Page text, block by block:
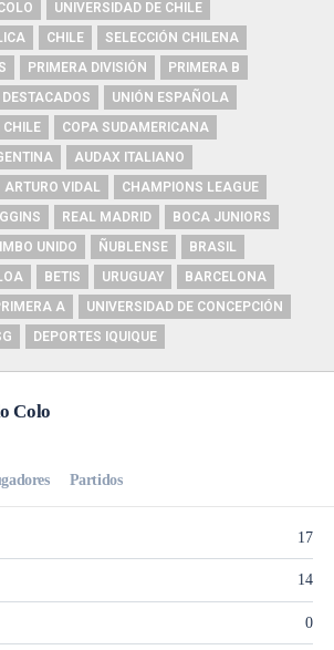
UNIVERSIDAD DE CHILE
CHILE
SELECCIÓN CHILENA
PRIMERA DIVISIÓN
PRIMERA B
DESTACADOS
UNIÓN ESPAÑOLA
CHILE
COPA SUDAMERICANA
AUDAX ITALIANO
ARTURO VIDAL
CHAMPIONS LEAGUE
REAL MADRID
BOCA JUNIORS
UNIDO ÑUBLENSE
BRASIL
BETIS URUGUAY
BARCELONA
A
UNIVERSIDAD DE CONCEPCIÓN
DEPORTES IQUIQUE